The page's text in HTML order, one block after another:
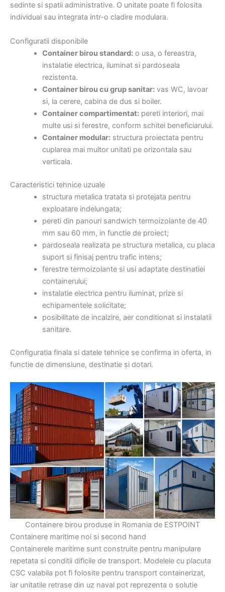
sedinte si spatii administrative. O unitate poate fi folosita
individual sau integrata intr-o cladire modulara.
Configuratii disponibile
Container birou standard:o usa, o fereastra,
instalatie electrica, iluminat si pardoseala
rezistenta.
Container birou cu grup sanitar:vas WC, lavoar
si, la cerere, cabina de dus si boiler.
Container compartimentat:pereti interiori, mai
multe usi si ferestre, conform schitei beneficiarului.
Container modular:structura proiectata pentru
cuplarea mai multor unitati pe orizontala sau
verticala.
Caracteristici tehnice uzuale
structura metalica tratata si protejata pentru
exploatare indelungata;
pereti din panouri sandwich termoizolante de 40
mm sau 60 mm, in functie de proiect;
pardoseala realizata pe structura metalica, cu placa
suport si finisaj pentru trafic intens;
ferestre termoizolante si usi adaptate destinatiei
containerului;
instalatie electrica pentru iluminat, prize si
echipamentele solicitate;
posibilitate de incalzire, aer conditionat si instalatii
sanitare.
Configuratia finala si datele tehnice se confirma in oferta, in
functie de dimensiune, destinatie si dotari.
Containere birou produse in Romania de ESTPOINT
Containere maritime noi si second hand
Containerele maritime sunt construite pentru manipulare
repetata si conditii dificile de transport. Modelele cu placuta
CSC valabila pot fi folosite pentru transport containerizat,
iar unitatile retrase din uz naval pot reprezenta o solutie